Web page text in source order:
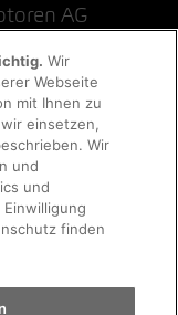
AG
Hinweise
AGB Jobs
Wir
Webseite
mit Ihnen zu
einsetzen,
Wir
und
und
finden